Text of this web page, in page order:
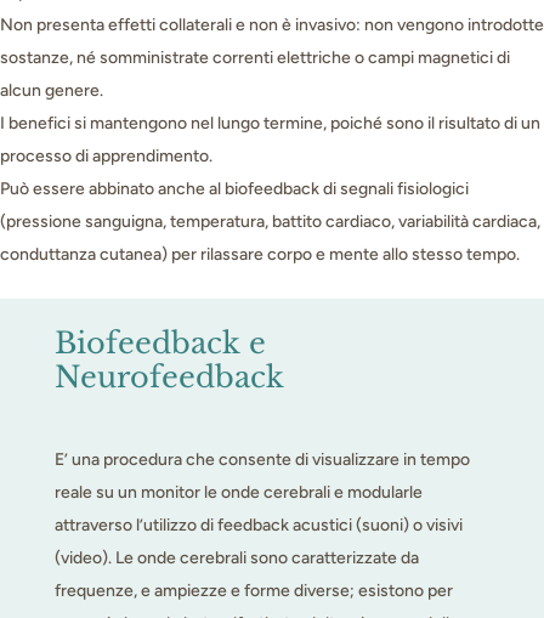
Non presenta effetti collaterali e non è invasivo: non vengono introdotte
sostanze, né somministrate correnti elettriche o campi magnetici di
alcun genere.
I benefici si mantengono nel lungo termine, poiché sono il risultato di un
processo di apprendimento.
Può essere abbinato anche al biofeedback di segnali fisiologici
(pressione sanguigna, temperatura, battito cardiaco, variabilità cardiaca,
conduttanza cutanea) per rilassare corpo e mente allo stesso tempo.
Biofeedback e
Neurofeedback
E’ una procedura che consente di visualizzare in tempo
reale su un monitor le onde cerebrali e modularle
attraverso l’utilizzo di feedback acustici (suoni) o visivi
(video). Le onde cerebrali sono caratterizzate da
frequenze, e ampiezze e forme diverse; esistono per